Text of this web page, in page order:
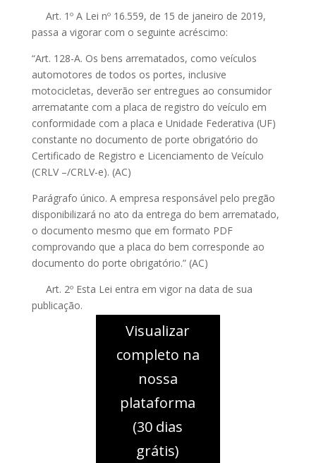
Art. 1º A Lei nº 16.559, de 15 de janeiro de 2019,
passa a vigorar com o seguinte acréscimo:
“Art. 128-A. Os bens arrematados, como veículos
automotores de todos os portes, inclusive
motocicletas, deverão ser entregues ao consumidor
arrematante com a placa de registro do veículo em
conformidade com a placa e Unidade Federativa (UF)
constante no documento de porte obrigatório do
Certificado de Registro e Licenciamento de Veículo
(CRLV –/CRLV-e). (AC)
Parágrafo único. A empresa responsável pelo pregão
disponibilizará no ato da entrega do bem arrematado,
o documento mesmo que em formato PDF
comprovando que a placa do bem corresponde ao
documento do porte obrigatório.” (AC)
Art. 2º Esta Lei entra em vigor na data de sua
publicação.
Visualizar
completo na
nossa
plataforma
(30 dias
grátis)